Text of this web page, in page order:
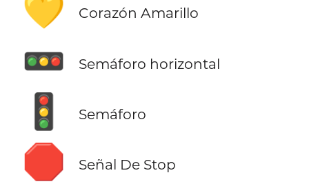
💛 Corazón Amarillo
🚥 Semáforo horizontal
🚦 Semáforo
🛑 Señal De Stop